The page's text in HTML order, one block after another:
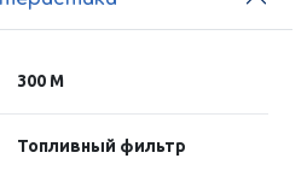
300 M
Топливный фильтр